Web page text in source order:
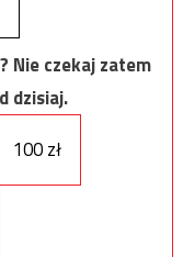
Nie czekaj zatem
dzisiaj.
100 zł